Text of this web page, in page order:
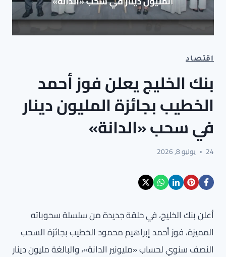
اقتصاد
بنك الخليج يعلن فوز أحمد
الخطيب بجائزة المليون دينار
في سحب «الدانة»
24 يوليو 8, 2026
أعلن بنك الخليج، في حلقة جديدة من سلسلة سحوباته
المميزة، فوز أحمد إبراهيم محمود الخطيب بجائزة السحب
النصف سنوي لحساب «مليونير الدانة»، والبالغة مليون دينار